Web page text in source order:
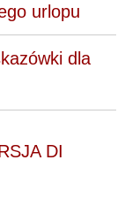
urlopu
dla
DI